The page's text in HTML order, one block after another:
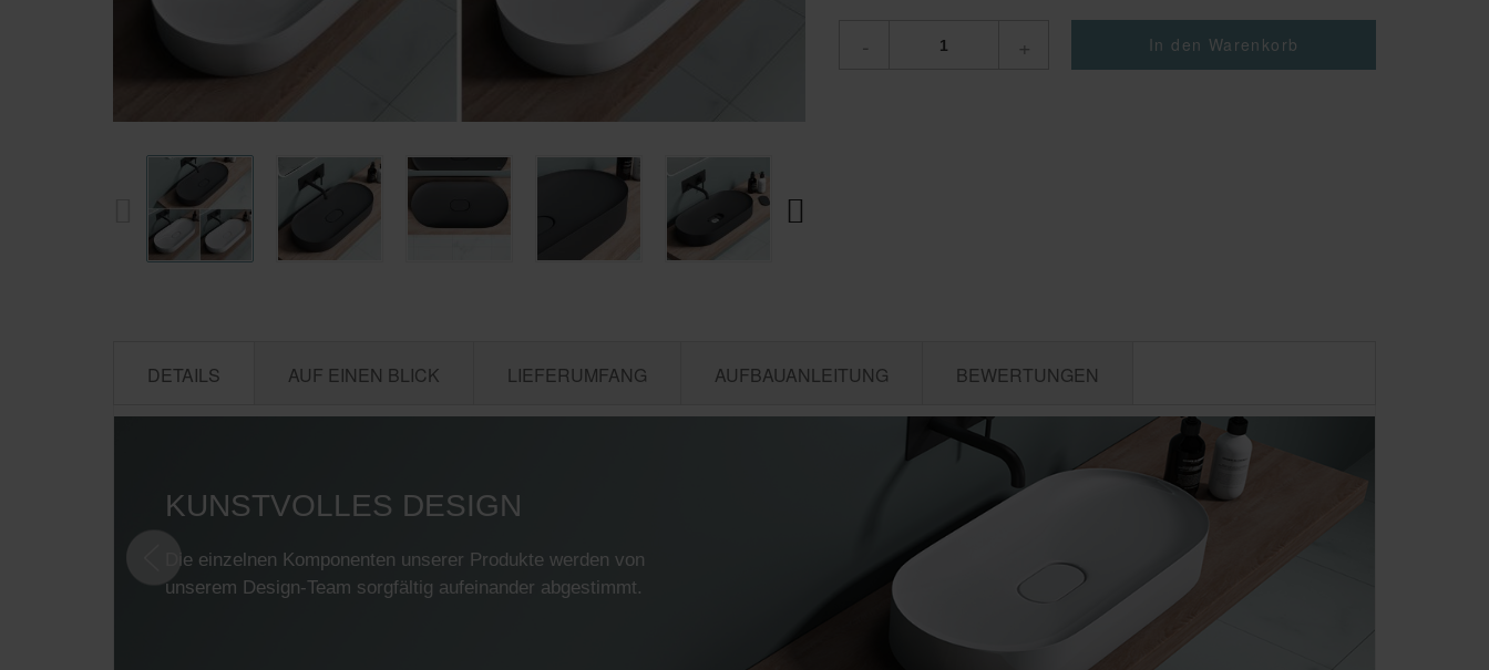
- + In den Warenkorb
DETAILS AUF EINEN BLICK LIEFERUMFANG AUFBAUANLEITUNG BEWERTUNGEN
KUNSTVOLLES DESIGN
Die einzelnen Komponenten unserer Produkte werden von
unserem Design-Team sorgfältig aufeinander abgestimmt.